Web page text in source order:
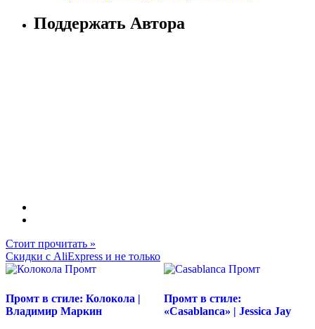
Поддержать Автора
Стоит прочитать »
Скидки с AliExpress и не только
Промт в стиле: Колокола |
Владимир Маркин
Промт в стиле:
«Casablanca» | Jessica Jay